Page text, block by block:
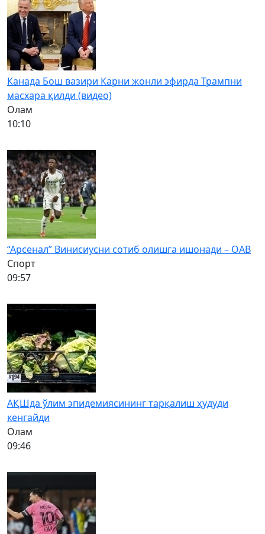
Канада Бош вазири Карни жонли эфирда Трампни
масхара қилди (видео)
Олам
10:10
“Арсенал” Винисиусни сотиб олишга ишонади – ОАВ
Спорт
09:57
АҚШда ўлим эпидемиясининг тарқалиш ҳудуди
кенгайди
Олам
09:46